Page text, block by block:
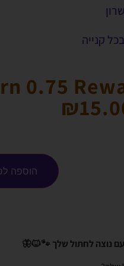
0.75
₪
הוספה